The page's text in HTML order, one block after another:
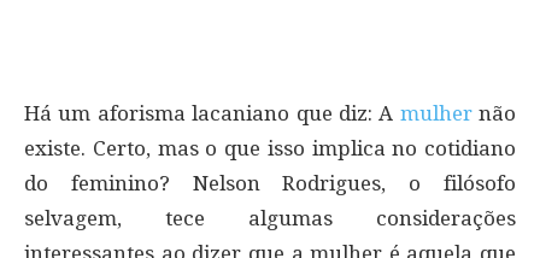
Há um aforisma lacaniano que diz: A mulher não
existe. Certo, mas o que isso implica no cotidiano
do feminino? Nelson Rodrigues, o filósofo
selvagem, tece algumas considerações
interessantes ao dizer que a mulher é aquela que